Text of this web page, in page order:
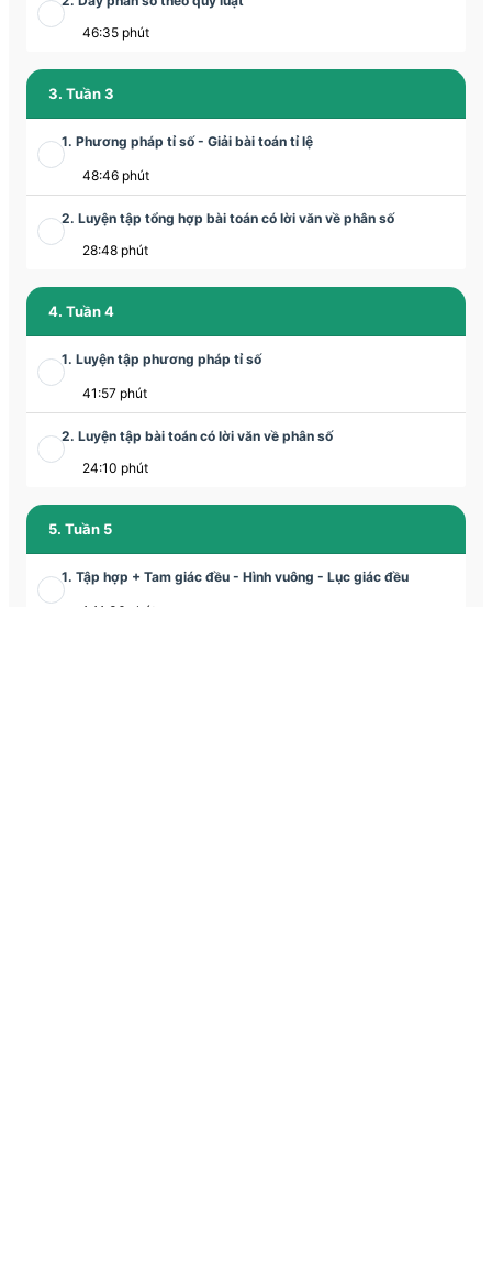
46:35 phút
3. Tuần 3
1. Phương pháp tỉ số - Giải bài toán tỉ lệ
48:46 phút
2. Luyện tập tổng hợp bài toán có lời văn về phân số
28:48 phút
4. Tuần 4
1. Luyện tập phương pháp tỉ số
41:57 phút
2. Luyện tập bài toán có lời văn về phân số
24:10 phút
5. Tuần 5
1. Tập hợp + Tam giác đều - Hình vuông - Lục giác đều
1:11:36 phút